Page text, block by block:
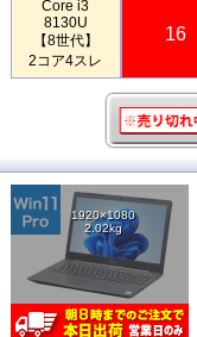
Core i3
8130U
【8世代】
2コア4スレ
16
1920×1080
2.02kg